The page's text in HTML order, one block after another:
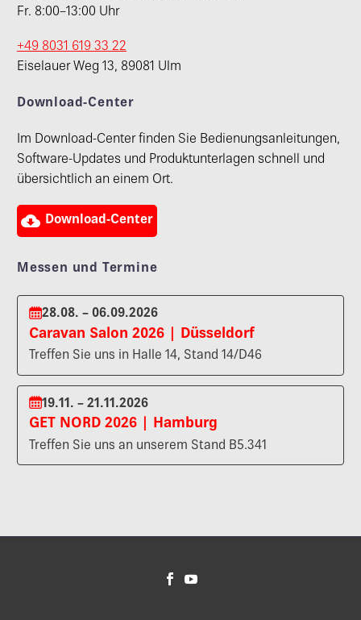
Fr. 8:00–13:00 Uhr
+49 8031 619 33 22
Eiselauer Weg 13, 89081 Ulm
Download-Center
Im Download-Center finden Sie Bedienungsanleitungen,
Software-Updates und Produktunterlagen schnell und
übersichtlich an einem Ort.
 Download-Center
Messen und Termine
28.08. – 06.09.2026
Caravan Salon 2026 | Düsseldorf
Treffen Sie uns in Halle 14, Stand 14/D46
19.11. – 21.11.2026
GET NORD 2026 | Hamburg
Treffen Sie uns an unserem Stand B5.341